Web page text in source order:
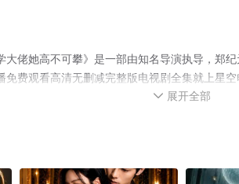
大佬她高不可攀》是一部由知名导演执导，郑
免费观看高清无删减完整版电视剧全集就上星
 展开全部